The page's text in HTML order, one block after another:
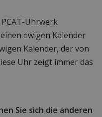
Uhrwerk
ewigen Kalender
Kalender, der von
Uhr zeigt immer das
Sie sich die anderen